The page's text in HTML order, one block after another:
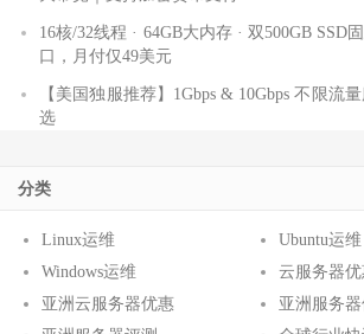
16核/32线程 · 64GB大内存 · 双500GB SSD
口，月付仅49美元
【美国独服推荐】1Gbps & 10Gbps 不限流
选
分类
Linux运维
Ubuntu运维
Windows运维
云服务器
亚洲云服务器优惠
亚洲服务